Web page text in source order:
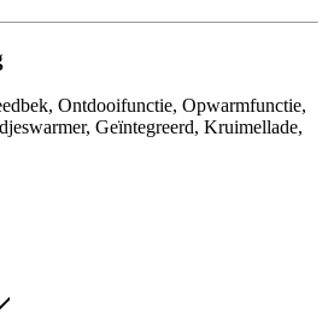
Ontdooifunctie, Opwarmfunctie,
Geïntegreerd, Kruimellade,